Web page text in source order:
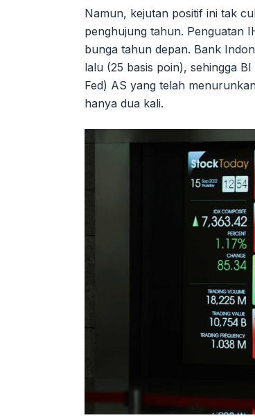
Namun, kejutan positif ini tak
penghujung tahun. Penguatan
bunga tahun depan. Bank
lalu (25 basis poin), sehingga
Fed) AS yang telah
hanya dua kali.